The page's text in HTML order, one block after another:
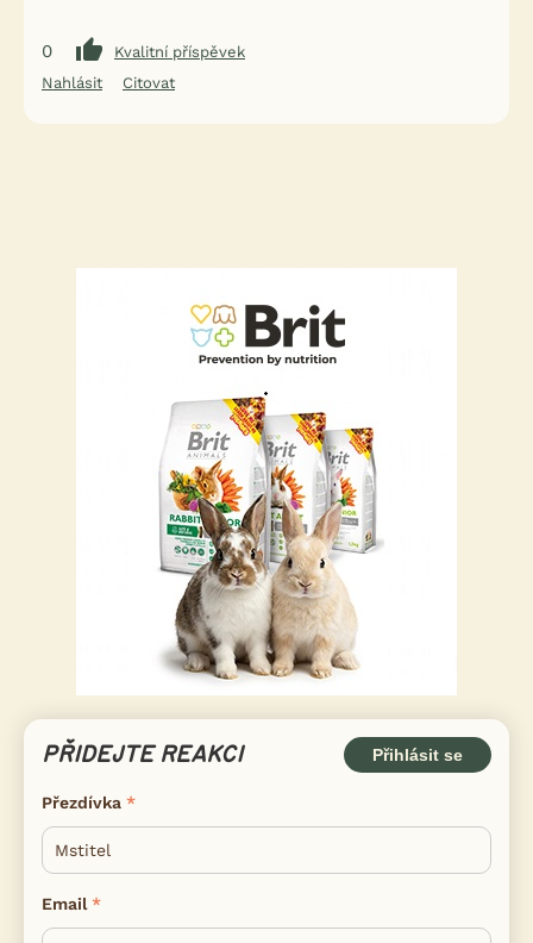
0
Kvalitní příspěvek
Nahlásit
Citovat
PŘIDEJTE REAKCI Přihlásit se
Přezdívka
Email